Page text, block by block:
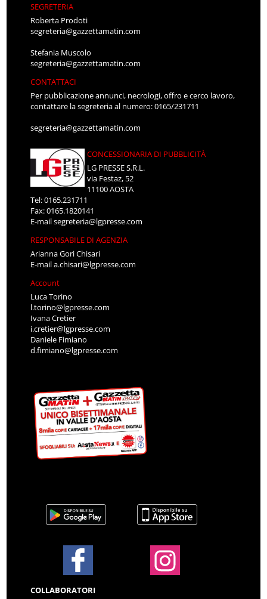
SEGRETERIA
Roberta Prodoti
segreteria@gazzettamatin.com
Stefania Muscolo
segreteria@gazzettamatin.com
CONTATTACI
Per pubblicazione annunci, necrologi, offro e cerco lavoro,
contattare la segreteria al numero: 0165/231711
segreteria@gazzettamatin.com
CONCESSIONARIA DI PUBBLICITÀ
LG PRESSE S.R.L.
via Festaz, 52
11100 AOSTA
Tel: 0165.231711
Fax: 0165.1820141
E-mailsegreteria@lgpresse.com
RESPONSABILE DI AGENZIA
Arianna Gori Chisari
E-maila.chisari@lgpresse.com
Account
Luca Torino
l.torino@lgpresse.com
Ivana Cretier
i.cretier@lgpresse.com
Daniele Fimiano
d.fimiano@lgpresse.com
COLLABORATORI